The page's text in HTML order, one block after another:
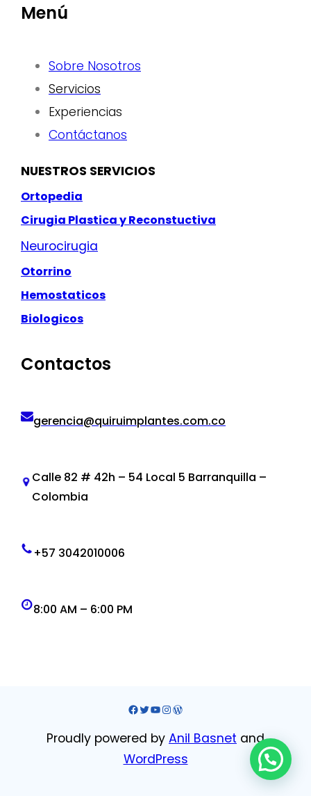
Menú
Sobre Nosotros
Servicios
Experiencias
Contáctanos
NUESTROS SERVICIOS
Ortopedia
Cirugia Plastica y Reconstuctiva
Neurocirugia
Otorrino
Hemostaticos
Biologicos
Contactos
gerencia@quiruimplantes.com.co
Calle 82 # 42h – 54 Local 5 Barranquilla –
Colombia
+57 3042010006
8:00 AM – 6:00 PM
Facebook
Twitter
YouTube
Instagram
WordPress
Proudly powered by Anil Basnet and
WordPress